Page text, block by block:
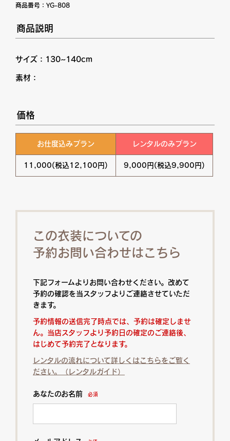
商品番号： YG-808
商品説明
サイズ：130~140cm
素材：
価格
お仕度込みプラン
11,000(税込12,100円)
レンタルのみプラン
9,000円(税込9,900円)
この衣装についての
予約お問い合わせはこちら
下記フォームよりお問い合わせください。改めて
予約の確認を当スタッフよりご連絡させていただ
きます。
予約情報の送信完了時点では、予約は確定しませ
ん。当店スタッフより予約日の確定のご連絡後、
はじめて予約完了となります。
レンタルの流れについて詳しくはこちらをご覧く
ださい。（レンタルガイド）
あなたのお名前 必須